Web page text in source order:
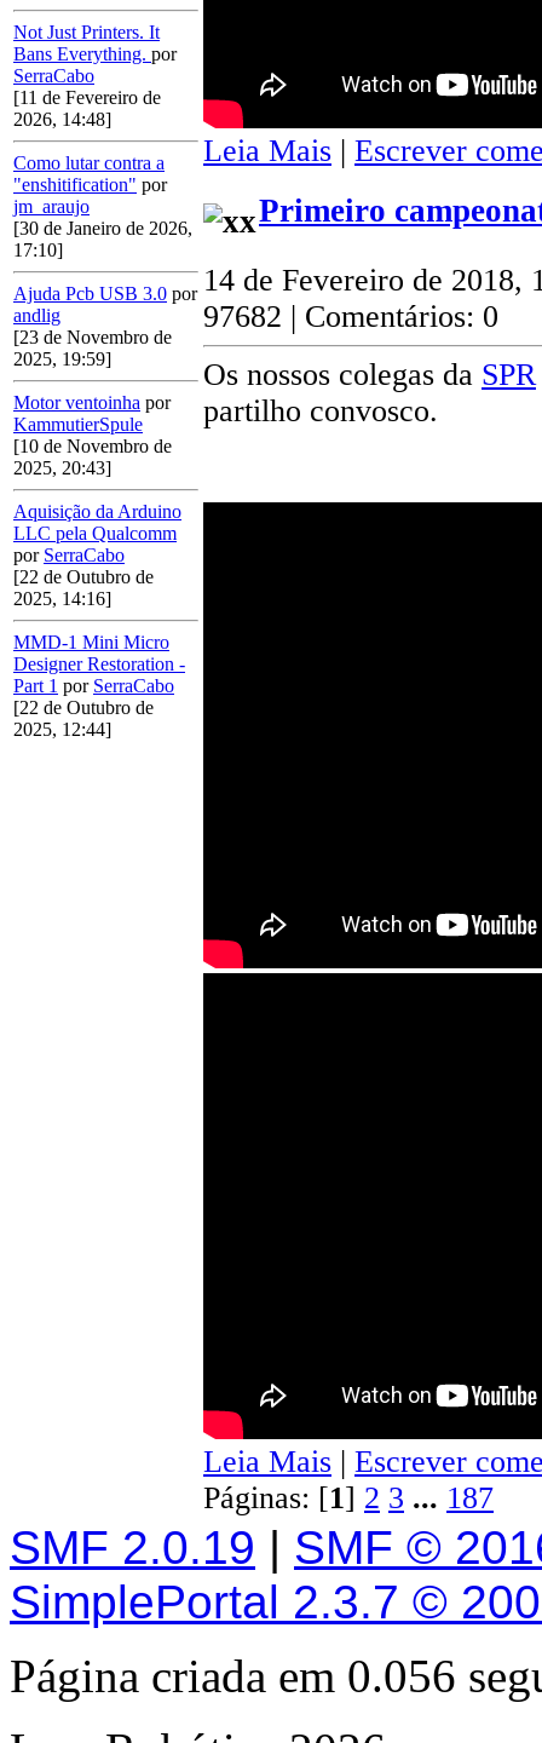
Not Just Printers. It
Bans Everything. por
SerraCabo
[11 de Fevereiro de
2026, 14:48]
Como lutar contra a
"enshitification" por
jm_araujo
[30 de Janeiro de 2026,
17:10]
Ajuda Pcb USB 3.0 por
andlig
[23 de Novembro de
2025, 19:59]
Motor ventoinha por
KammutierSpule
[10 de Novembro de
2025, 20:43]
Aquisição da Arduino
LLC pela Qualcomm
por SerraCabo
[22 de Outubro de
2025, 14:16]
MMD-1 Mini Micro
Designer Restoration -
Part 1 por SerraCabo
[22 de Outubro de
2025, 12:44]
Leia Mais | Escrever
Primeiro
14 de Fevereiro de 2018,
97682 | Comentários: 0
Os nossos colegas da SPR
partilho convosco.
Leia Mais | Escrever
Páginas: [1] 2 3 ... 187
SMF 2.0.19 | SMF ©
SimplePortal 2.3.7 ©
Página criada em 0.056